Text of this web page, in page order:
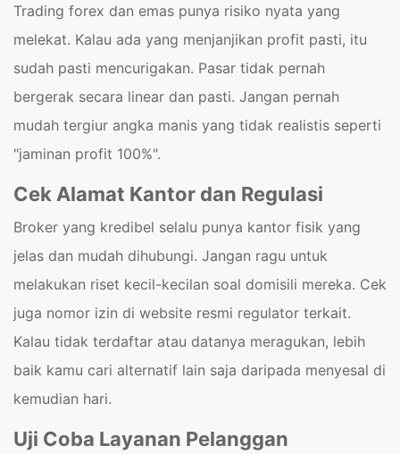
Trading forex dan emas punya risiko nyata yang
melekat. Kalau ada yang menjanjikan profit pasti, itu
sudah pasti mencurigakan. Pasar tidak pernah
bergerak secara linear dan pasti. Jangan pernah
mudah tergiur angka manis yang tidak realistis seperti
"jaminan profit 100%".
Cek Alamat Kantor dan Regulasi
Broker yang kredibel selalu punya kantor fisik yang
jelas dan mudah dihubungi. Jangan ragu untuk
melakukan riset kecil-kecilan soal domisili mereka. Cek
juga nomor izin di website resmi regulator terkait.
Kalau tidak terdaftar atau datanya meragukan, lebih
baik kamu cari alternatif lain saja daripada menyesal di
kemudian hari.
Uji Coba Layanan Pelanggan